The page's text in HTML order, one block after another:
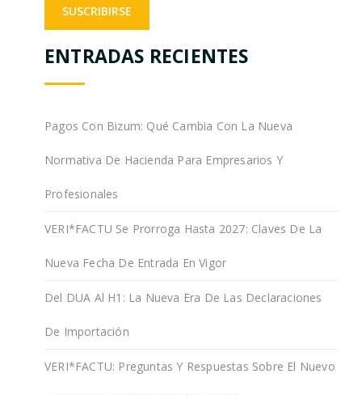
ENTRADAS RECIENTES
Pagos Con Bizum: Qué Cambia Con La Nueva
Normativa De Hacienda Para Empresarios Y
Profesionales
VERI*FACTU Se Prorroga Hasta 2027: Claves De La
Nueva Fecha De Entrada En Vigor
Del DUA Al H1: La Nueva Era De Las Declaraciones
De Importación
VERI*FACTU: Preguntas Y Respuestas Sobre El Nuevo